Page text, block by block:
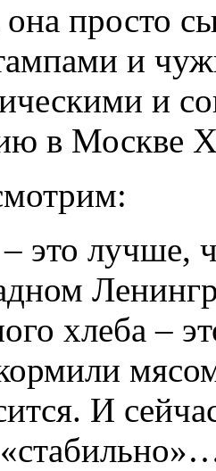
просто
и
и
в Москве
это лучше,
хлеба –
И